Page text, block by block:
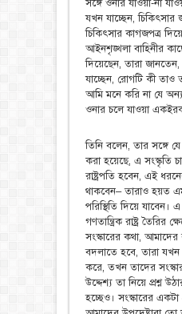
সঙ্গে ওনার যাওয়া-না
যখন যাচ্ছেন, চিকিৎসার
চিকিৎসার কাগজপত্র
আইনশৃঙ্খলা বাহিনীর
দিয়েছেন, তারা জানতেন,
যাচ্ছেন, রোগটি কী তাও
আমি মনে করি না যে
ওনার চলে যাওয়া
তিনি বলেন, তার সঙ্গে
করা হয়েছে, এ সংস্কৃতি
রাষ্ট্রপতি হবেন, এই
থাকবেন– তারাও হয়ত
পরিস্থিতি দিয়ে
গণতান্ত্রিক রাষ্ট্র তৈরির
সংস্কারের কথা, আমাদের
বদলাতে হবে, তারা
করে, তখন তাদের
উদ্দেশ্য তা নিয়ে প্রশ্ন
হচ্ছেও। সংস্কারের